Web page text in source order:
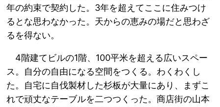
年の約束で契約した。3年を超えてここに住みつけ
るとな思わなかった。天からの恵みの場だと思わざ
るを得ない。
4階建てビルの1階、100平米を超える広いスペー
ス。自分の自由になる空間をつくる。わくわくし
た。自宅に自伐製材した杉板が大量にあり、まずこ
れで頑丈なテーブルを二つつくった。商店街の山本